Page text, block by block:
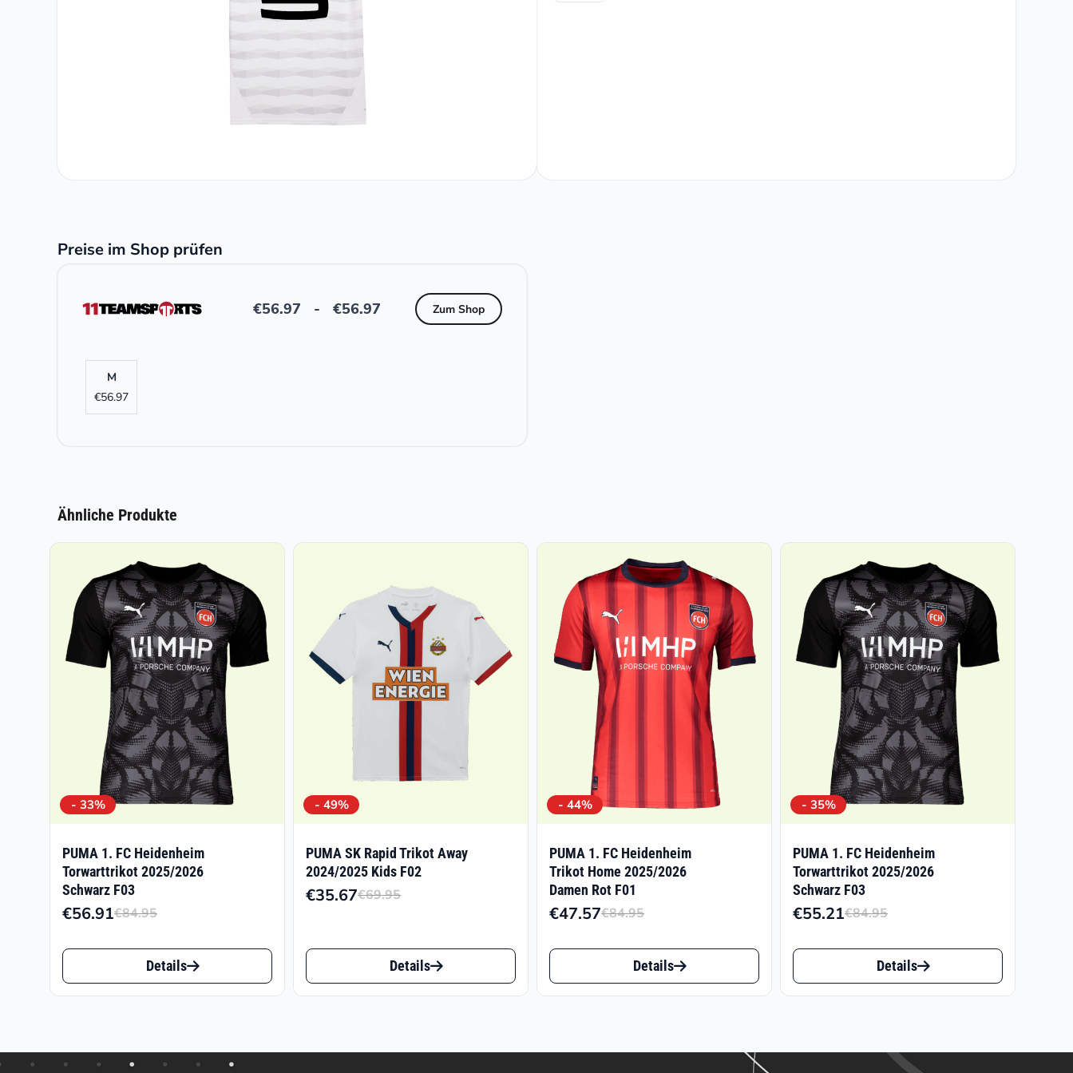
Preise im Shop prüfen
€56.97 - €56.97 Zum Shop
M
€56.97
Ähnliche Produkte
- 33%
PUMA 1. FC Heidenheim
Torwarttrikot 2025/2026
Schwarz F03
€84.95
Preis
war:
€84.95
€56.91
Preis
ist:
€56.91.
Dieses
Produkt
Varianten
Details
- 49%
PUMA SK Rapid Trikot Away
2024/2025 Kids F02
€69.95
war:
€69.95
€35.67
ist:
€35.67.
Dieses
Produkt
Details
- 44%
PUMA 1. FC Heidenheim
Trikot Home 2025/2026
Damen Rot F01
€84.95
Preis
war:
€84.95
€47.57
Preis
ist:
€47.57.
Dieses
Produkt
Details
- 35%
PUMA 1. FC Heidenheim
Torwarttrikot 2025/2026
Schwarz F03
€84.95
Preis
war:
€84.95
€55.21
Preis
ist:
€55.21.
Dieses
Produkt
Details